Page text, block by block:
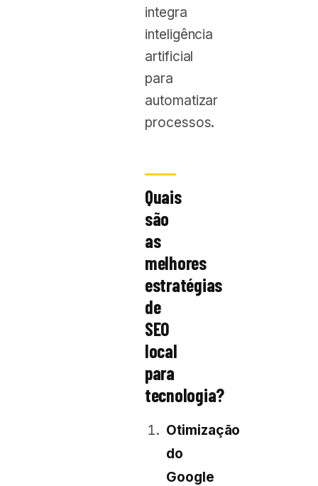
integra
inteligência
artificial
para
automatizar
processos.
Quais
são
as
melhores
estratégias
de
SEO
local
para
tecnologia?
Otimização
do
Google